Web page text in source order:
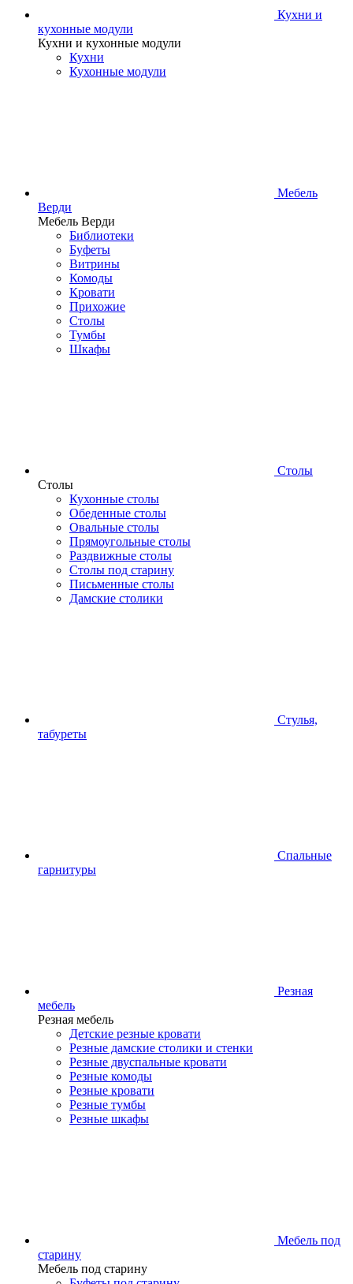
Кухни и
кухонные модули
Кухни и кухонные модули
Кухни
Кухонные модули
Мебель
Верди
Мебель Верди
Библиотеки
Буфеты
Витрины
Комоды
Кровати
Прихожие
Столы
Тумбы
Шкафы
Столы
Столы
Кухонные столы
Обеденные столы
Овальные столы
Прямоугольные столы
Раздвижные столы
Столы под старину
Письменные столы
Дамские столики
Стулья,
табуреты
Спальные
гарнитуры
Резная
мебель
Резная мебель
Детские резные кровати
Резные дамские столики и стенки
Резные двуспальные кровати
Резные комоды
Резные кровати
Резные тумбы
Резные шкафы
Мебель под
старину
Мебель под старину